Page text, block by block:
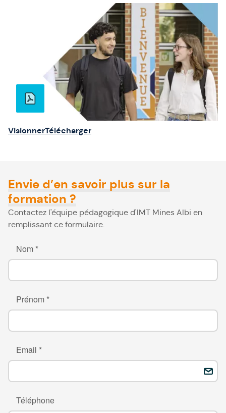
VisionnerTélécharger
Envie d’en savoir plus sur la
formation ?
Contactez l'équipe pédagogique d'IMT Mines Albi en
remplissant ce formulaire.
Nom *
Prénom *
Email *
Téléphone